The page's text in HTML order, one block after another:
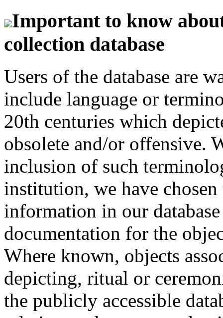
Important to know
collection database
Users of the database are
include language or
20th centuries which
obsolete and/or offensive.
inclusion of such
institution, we have
information in our
documentation for the
Where known, objects
depicting, ritual or
the publicly accessible